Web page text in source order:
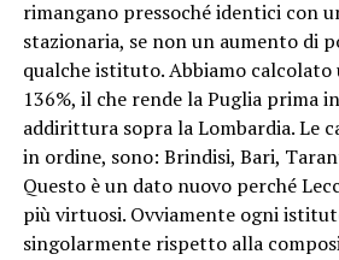
rimangano pressoché identici con
stazionaria, se non un aumento di
qualche istituto. Abbiamo calcolato
136%, il che rende la Puglia prima
addirittura sopra la Lombardia. Le
in ordine, sono: Brindisi, Bari,
Questo è un dato nuovo perché
più virtuosi. Ovviamente ogni
singolarmente rispetto alla